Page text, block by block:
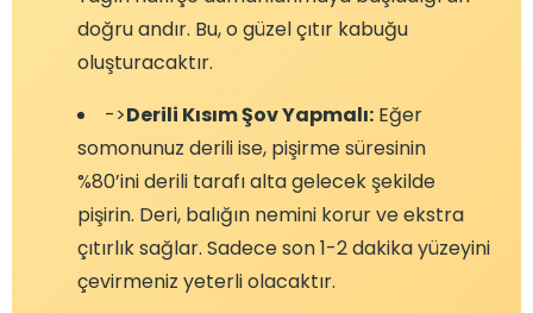
doğru andır. Bu, o güzel çıtır kabuğu
oluşturacaktır.
->Derili Kısım Şov Yapmalı: Eğer
somonunuz derili ise, pişirme süresinin
%80’ini derili tarafı alta gelecek şekilde
pişirin. Deri, balığın nemini korur ve ekstra
çıtırlık sağlar. Sadece son 1-2 dakika yüzeyini
çevirmeniz yeterli olacaktır.